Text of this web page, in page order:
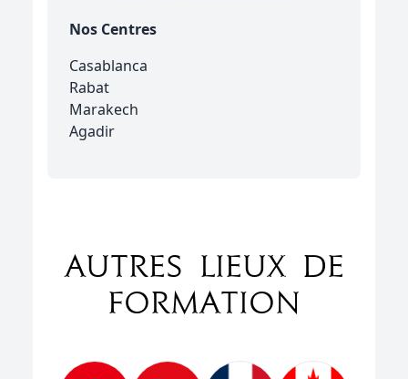
Nos Centres
Casablanca
Rabat
Marakech
Agadir
Autres lieux de
formation